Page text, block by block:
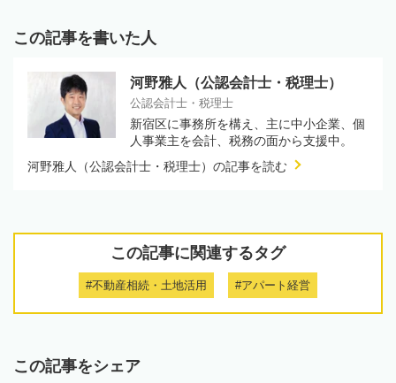
この記事を書いた人
河野雅人（公認会計士・税理士）
公認会計士・税理士
新宿区に事務所を構え、主に中小企業、個
人事業主を会計、税務の面から支援中。
河野雅人（公認会計士・税理士）の記事を読む
この記事に関連するタグ
#不動産相続・土地活用 #アパート経営
この記事をシェア